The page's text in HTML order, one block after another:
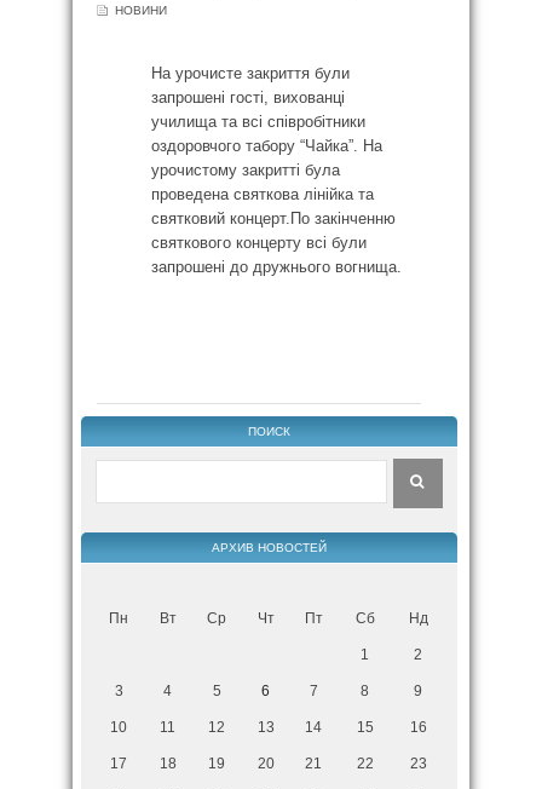
НОВИНИ
На урочисте закриття були
запрошені гості, вихованці
училища та всі співробітники
оздоровчого табору “Чайка”. На
урочистому закритті була
проведена святкова лінійка та
святковий концерт.По закінченню
святкового концерту всі були
запрошені до дружнього вогнища.
ПОИСК
АРХИВ НОВОСТЕЙ
Пн Вт Ср Чт Пт Сб Нд
1 2
3 4 5 6 7 8 9
10 11 12 13 14 15 16
17 18 19 20 21 22 23